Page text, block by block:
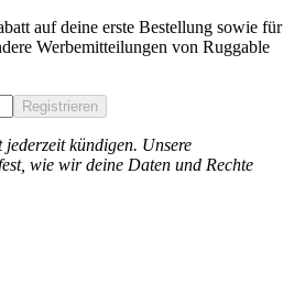
auf deine erste Bestellung sowie für
Werbemitteilungen von Ruggable
Registrieren
kündigen. Unsere
wie wir deine Daten und Rechte